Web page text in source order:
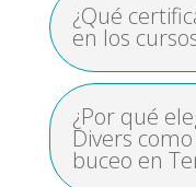
¿Qué
en los
¿Por qué
Divers
buceo en